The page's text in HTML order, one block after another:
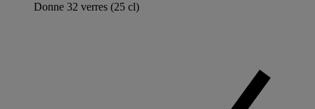
Donne 32 verres (25 cl)